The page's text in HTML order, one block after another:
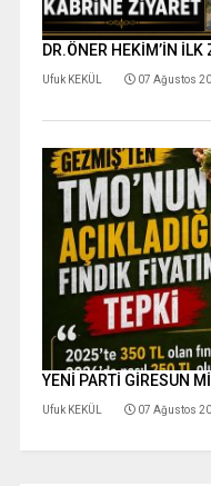
DR.ÖNER HEKİM’İN
Ufuk KEKÜL 07 Ağustos
YENİ PARTİ GİRESUN
Ufuk KEKÜL 07 Ağustos